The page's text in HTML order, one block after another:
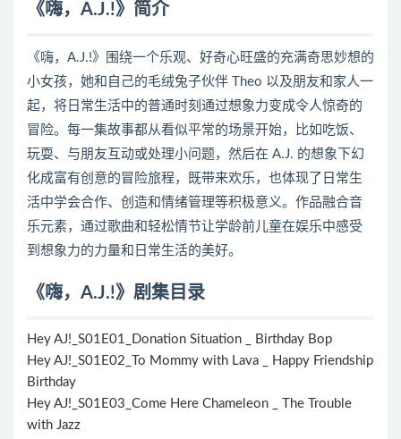
《嗨，A.J.!》简介
《嗨，A.J.!》围绕一个乐观、好奇心旺盛的充满奇思妙想的
小女孩，她和自己的毛绒兔子伙伴 Theo 以及朋友和家人一
起，将日常生活中的普通时刻通过想象力变成令人惊奇的
冒险。每一集故事都从看似平常的场景开始，比如吃饭、
玩耍、与朋友互动或处理小问题，然后在 A.J. 的想象下幻
化成富有创意的冒险旅程，既带来欢乐，也体现了日常生
活中学会合作、创造和情绪管理等积极意义。作品融合音
乐元素，通过歌曲和轻松情节让学龄前儿童在娱乐中感受
到想象力的力量和日常生活的美好。
《嗨，A.J.!》剧集目录
Hey AJ!_S01E01_Donation Situation _ Birthday Bop
Hey AJ!_S01E02_To Mommy with Lava _ Happy Friendship
Birthday
Hey AJ!_S01E03_Come Here Chameleon _ The Trouble
with Jazz